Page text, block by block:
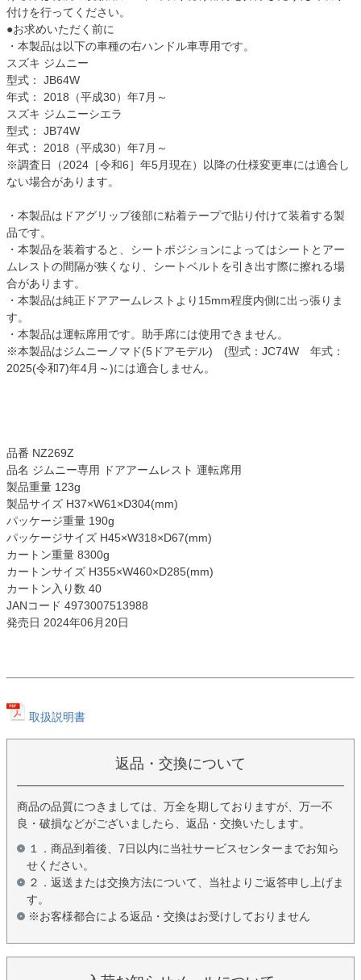
付けを行ってください。
●お求めいただく前に
・本製品は以下の車種の右ハンドル車専用です。
スズキ ジムニー
型式： JB64W
年式： 2018（平成30）年7月～
スズキ ジムニーシエラ
型式： JB74W
年式： 2018（平成30）年7月～
※調査日（2024［令和6］年5月現在）以降の仕様変更車には適合し
ない場合があります。
・本製品はドアグリップ後部に粘着テープで貼り付けて装着する製
品です。
・本製品を装着すると、シートポジションによってはシートとアー
ムレストの間隔が狭くなり、シートベルトを引き出す際に擦れる場
合があります。
・本製品は純正ドアアームレストより15mm程度内側に出っ張りま
す。
・本製品は運転席用です。助手席には使用できません。
※本製品はジムニーノマド(5ドアモデル) (型式：JC74W 年式：
2025(令和7)年4月～)には適合しません。
品番 NZ269Z
品名 ジムニー専用 ドアアームレスト 運転席用
製品重量 123g
製品サイズ H37×W61×D304(mm)
パッケージ重量 190g
パッケージサイズ H45×W318×D67(mm)
カートン重量 8300g
カートンサイズ H355×W460×D285(mm)
カートン入り数 40
JANコード 4973007513988
発売日 2024年06月20日
取扱説明書
返品・交換について
商品の品質につきましては、万全を期しておりますが、万一不
良・破損などがございましたら、返品・交換いたします。
１．商品到着後、7日以内に当社サービスセンターまでお知ら
せください。
２．返送または交換方法について、当社よりご返答申し上げま
す。
※お客様都合による返品・交換はお受けしておりません